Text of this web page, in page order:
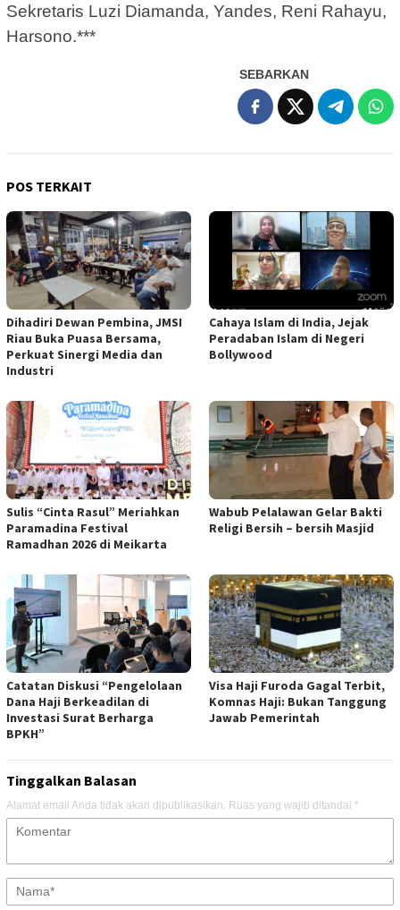
Sekretaris Luzi Diamanda, Yandes, Reni Rahayu,
Harsono.***
SEBARKAN
POS TERKAIT
Dihadiri Dewan Pembina, JMSI
Riau Buka Puasa Bersama,
Perkuat Sinergi Media dan
Industri
Cahaya Islam di India, Jejak
Peradaban Islam di Negeri
Bollywood
Sulis “Cinta Rasul” Meriahkan
Paramadina Festival
Ramadhan 2026 di Meikarta
Wabub Pelalawan Gelar Bakti
Religi Bersih – bersih Masjid
Catatan Diskusi “Pengelolaan
Dana Haji Berkeadilan di
Investasi Surat Berharga
BPKH”
Visa Haji Furoda Gagal Terbit,
Komnas Haji: Bukan Tanggung
Jawab Pemerintah
Tinggalkan Balasan
Alamat email Anda tidak akan dipublikasikan. Ruas yang wajib ditandai *